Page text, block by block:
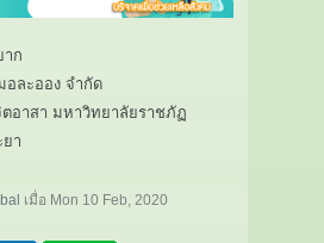
าก
ละออง จำกัด
อาสา มหาวิทยาลัยราชภัฏ
ยา
เมื่อ Mon 10 Feb, 2020